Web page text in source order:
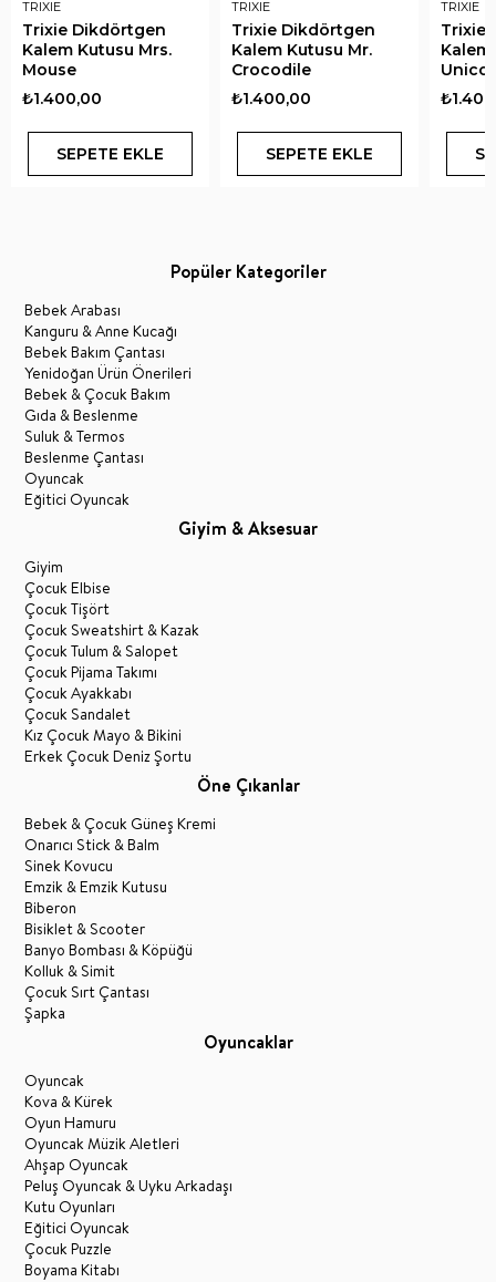
TRIXIE
Trixie Dikdörtgen
Kalem Kutusu Mrs.
Mouse
₺1.400,00
SEPETE EKLE
TRIXIE
Trixie Dikdörtgen
Kalem Kutusu Mr.
Crocodile
₺1.400,00
SEPETE EKLE
TRIXIE
Trixie
Kalem
Popüler Kategoriler
Bebek Arabası
Kanguru & Anne Kucağı
Bebek Bakım Çantası
Yenidoğan Ürün Önerileri
Bebek & Çocuk Bakım
Gıda & Beslenme
Suluk & Termos
Beslenme Çantası
Oyuncak
Eğitici Oyuncak
Giyim & Aksesuar
Giyim
Çocuk Elbise
Çocuk Tişört
Çocuk Sweatshirt & Kazak
Çocuk Tulum & Salopet
Çocuk Pijama Takımı
Çocuk Ayakkabı
Çocuk Sandalet
Kız Çocuk Mayo & Bikini
Erkek Çocuk Deniz Şortu
Öne Çıkanlar
Bebek & Çocuk Güneş Kremi
Onarıcı Stick & Balm
Sinek Kovucu
Emzik & Emzik Kutusu
Biberon
Bisiklet & Scooter
Banyo Bombası & Köpüğü
Kolluk & Simit
Çocuk Sırt Çantası
Şapka
Oyuncaklar
Oyuncak
Kova & Kürek
Oyun Hamuru
Oyuncak Müzik Aletleri
Ahşap Oyuncak
Peluş Oyuncak & Uyku Arkadaşı
Kutu Oyunları
Eğitici Oyuncak
Çocuk Puzzle
Boyama Kitabı